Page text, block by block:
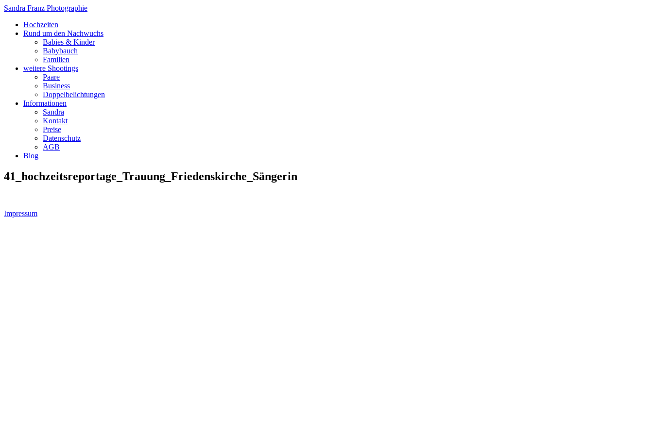
Sandra Franz Photographie
Hochzeiten
Rund um den Nachwuchs
Babies & Kinder
Babybauch
Familien
weitere Shootings
Paare
Business
Doppelbelichtungen
Informationen
Sandra
Kontakt
Preise
Datenschutz
AGB
Blog
41_hochzeitsreportage_Trauung_Friedenskirche_Sängerin
Impressum